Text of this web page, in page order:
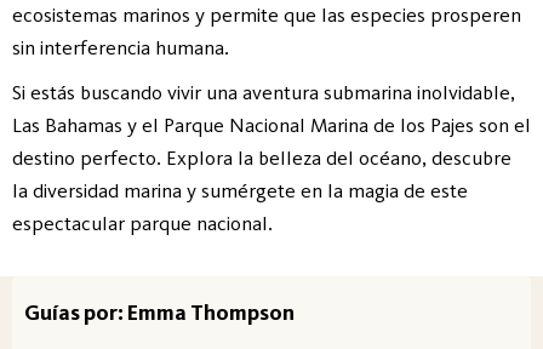
ecosistemas marinos y permite que las especies prosperen
sin interferencia humana.
Si estás buscando vivir una aventura submarina inolvidable,
Las Bahamas y el Parque Nacional Marina de los Pajes son el
destino perfecto. Explora la belleza del océano, descubre
la diversidad marina y sumérgete en la magia de este
espectacular parque nacional.
Guías por: Emma Thompson